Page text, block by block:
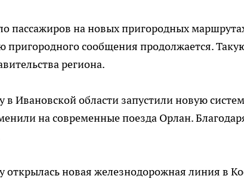
пассажиров на новых пригородных
пригородного сообщения продолжается.
региона.
в Ивановской области запустили новую
на современные поезда Орлан.
открылась новая железнодорожная линия в